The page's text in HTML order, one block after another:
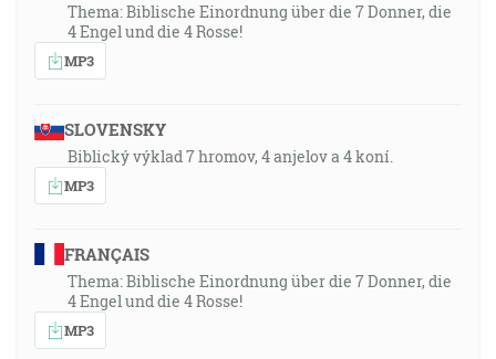
Thema: Biblische Einordnung über die 7 Donner, die
4 Engel und die 4 Rosse!
MP3
SLOVENSKY
Biblický výklad 7 hromov, 4 anjelov a 4 koní.
MP3
FRANÇAIS
Thema: Biblische Einordnung über die 7 Donner, die
4 Engel und die 4 Rosse!
MP3